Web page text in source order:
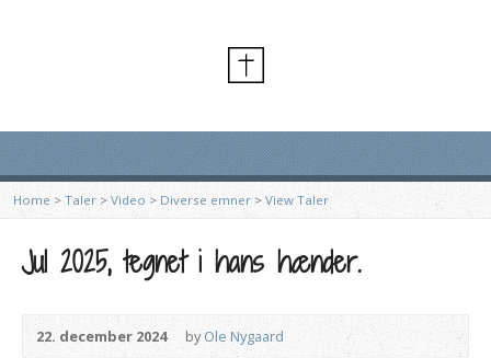
Home > Taler>Video > Diverse emner> View Taler
Jul 2025, tegnet i hans hænder.
22. december 2024 byOle Nygaard